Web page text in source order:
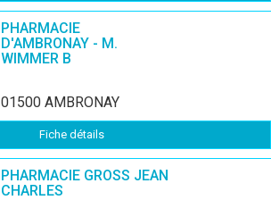
PHARMACIE
D'AMBRONAY - M.
WIMMER B
01500 AMBRONAY
Fiche détails
PHARMACIE GROSS JEAN
CHARLES